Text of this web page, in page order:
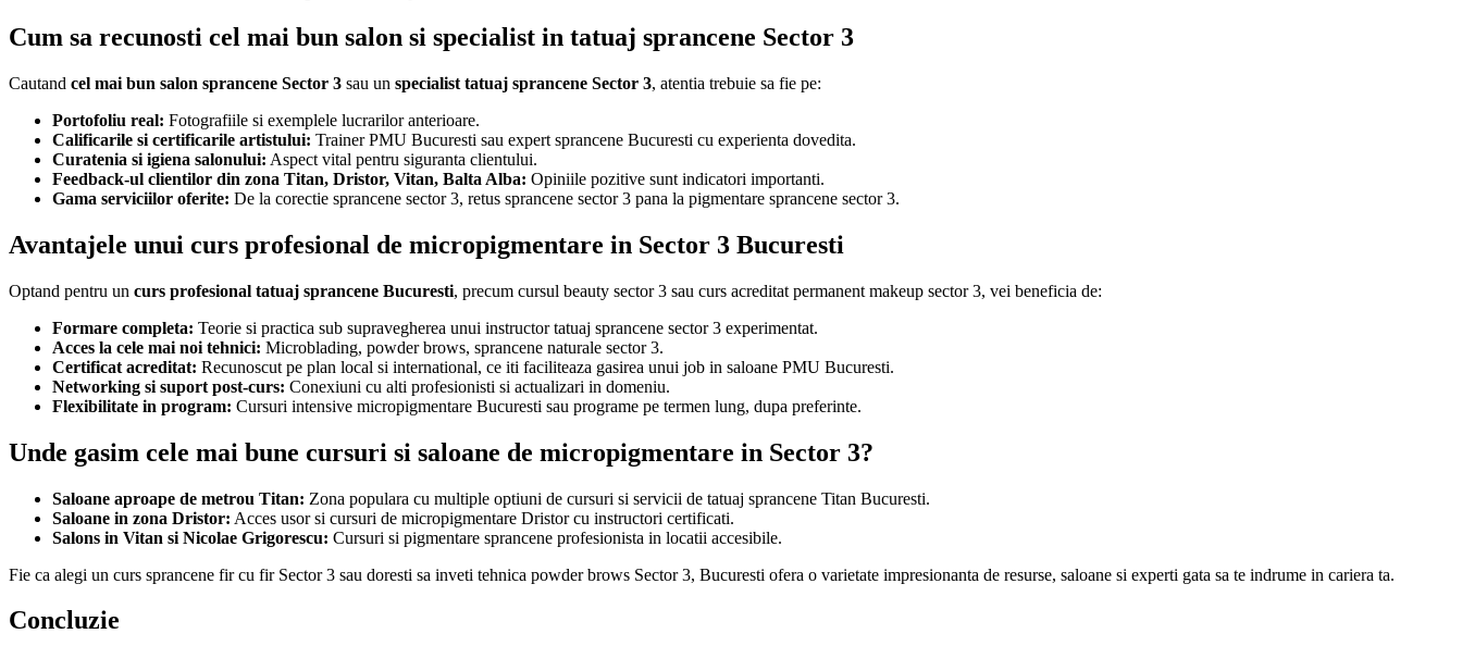
Cum sa recunosti cel mai bun salon si specialist in tatuaj sprancene Sector 3
Cautand cel mai bun salon sprancene Sector 3 sau un specialist tatuaj sprancene Sector 3, atentia trebuie sa fie pe:
Portofoliu real: Fotografiile si exemplele lucrarilor anterioare.
Calificarile si certificarile artistului: Trainer PMU Bucuresti sau expert sprancene Bucuresti cu experienta dovedita.
Curatenia si igiena salonului: Aspect vital pentru siguranta clientului.
Feedback-ul clientilor din zona Titan, Dristor, Vitan, Balta Alba: Opiniile pozitive sunt indicatori importanti.
Gama serviciilor oferite: De la corectie sprancene sector 3, retus sprancene sector 3 pana la pigmentare sprancene sector 3.
Avantajele unui curs profesional de micropigmentare in Sector 3 Bucuresti
Optand pentru un curs profesional tatuaj sprancene Bucuresti, precum cursul beauty sector 3 sau curs acreditat permanent makeup sector 3, vei beneficia de:
Formare completa: Teorie si practica sub supravegherea unui instructor tatuaj sprancene sector 3 experimentat.
Acces la cele mai noi tehnici: Microblading, powder brows, sprancene naturale sector 3.
Certificat acreditat: Recunoscut pe plan local si international, ce iti faciliteaza gasirea unui job in saloane PMU Bucuresti.
Networking si suport post-curs: Conexiuni cu alti profesionisti si actualizari in domeniu.
Flexibilitate in program: Cursuri intensive micropigmentare Bucuresti sau programe pe termen lung, dupa preferinte.
Unde gasim cele mai bune cursuri si saloane de micropigmentare in Sector 3?
Saloane aproape de metrou Titan: Zona populara cu multiple optiuni de cursuri si servicii de tatuaj sprancene Titan Bucuresti.
Saloane in zona Dristor: Acces usor si cursuri de micropigmentare Dristor cu instructori certificati.
Salons in Vitan si Nicolae Grigorescu: Cursuri si pigmentare sprancene profesionista in locatii accesibile.
Fie ca alegi un curs sprancene fir cu fir Sector 3 sau doresti sa inveti tehnica powder brows Sector 3, Bucuresti ofera o varietate impresionanta de resurse, saloane si experti gata sa te indrume in cariera ta.
Concluzie